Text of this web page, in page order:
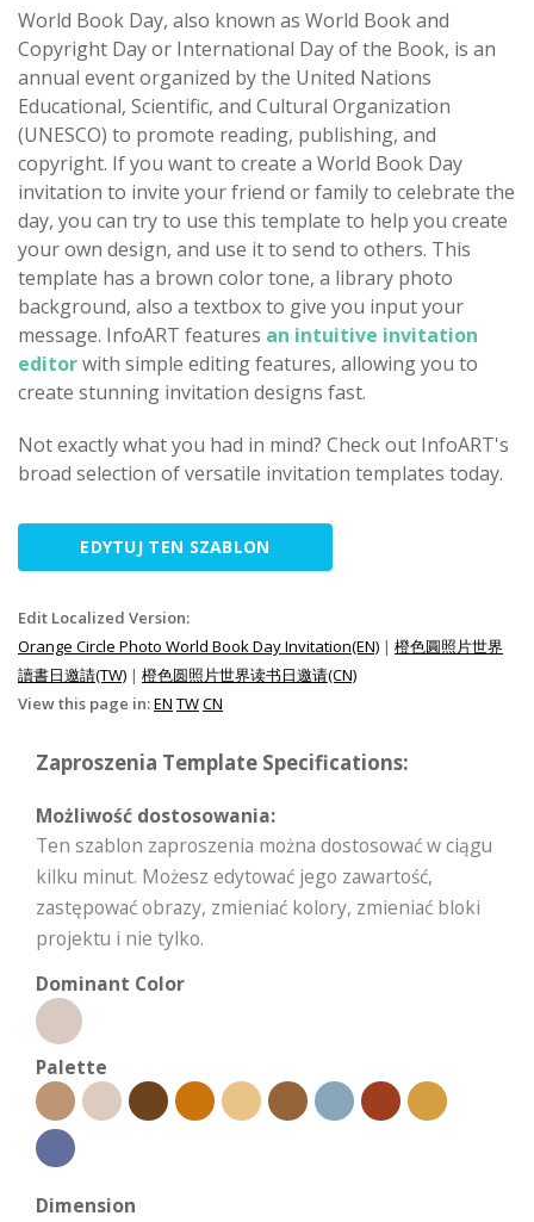
World Book Day, also known as World Book and
Copyright Day or International Day of the Book, is an
annual event organized by the United Nations
Educational, Scientific, and Cultural Organization
(UNESCO) to promote reading, publishing, and
copyright. If you want to create a World Book Day
invitation to invite your friend or family to celebrate the
day, you can try to use this template to help you create
your own design, and use it to send to others. This
template has a brown color tone, a library photo
background, also a textbox to give you input your
message. InfoART features an intuitive invitation
editorwith simple editing features, allowing you to
create stunning invitation designs fast.
Not exactly what you had in mind? Check out InfoART's
broad selection of versatile invitation templates today.
EDYTUJ TEN SZABLON
Edit Localized Version:
Orange Circle Photo World Book Day Invitation(EN) | 橙色圓照片世界
讀書日邀請(TW) | 橙色圆照片世界读书日邀请(CN)
View this page in:EN TWCN
Zaproszenia Template Specifications:
Możliwość dostosowania:
Ten szablon zaproszenia można dostosować w ciągu
kilku minut. Możesz edytować jego zawartość,
zastępować obrazy, zmieniać kolory, zmieniać bloki
projektu i nie tylko.
Dominant Color
Palette
Dimension